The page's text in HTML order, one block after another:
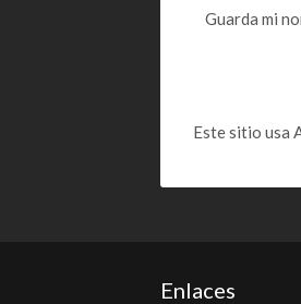
Guarda mi
Este sitio usa
Enlaces